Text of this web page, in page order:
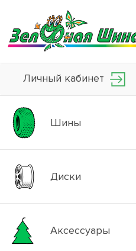
Личный кабинет
Шины
Диски
Аксессуары